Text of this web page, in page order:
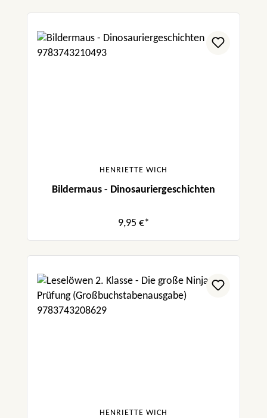
HENRIETTE WICH
Bildermaus - Dinosauriergeschichten
9,95 €*
HENRIETTE WICH